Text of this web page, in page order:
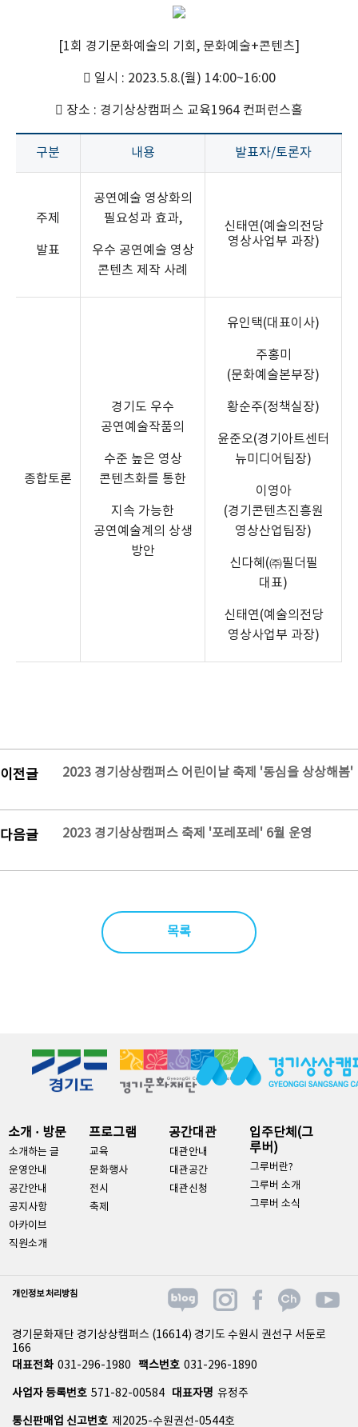
[1회 경기문화예술의 기회, 문화예술+콘텐츠]
 일시 : 2023.5.8.(월) 14:00~16:00
 장소 : 경기상상캠퍼스 교육1964 컨퍼런스홀
구분 내용 발표자/토론자
주제
발표
공연예술 영상화의
필요성과 효과,
우수 공연예술 영상
콘텐츠 제작 사례
신태연(예술의전당
영상사업부 과장)
종합토론
경기도 우수
공연예술작품의
수준 높은 영상
콘텐츠화를 통한
지속 가능한
공연예술계의 상생
방안
유인택(대표이사)
주홍미
(문화예술본부장)
황순주(정책실장)
윤준오(경기아트센터
뉴미디어팀장)
이영아
(경기콘텐츠진흥원
영상산업팀장)
신다혜(㈜필더필
대표)
신태연(예술의전당
영상사업부 과장)
이전글 2023 경기상상캠퍼스 어린이날 축제 '동심을 상상해봄'
다음글 2023 경기상상캠퍼스 축제 '포레포레' 6월 운영
목록
소개 · 방문
소개하는 글
운영안내
공간안내
공지사항
아카이브
직원소개
프로그램
교육
문화행사
전시
축제
공간대관
대관안내
대관공간
대관신청
입주단체(그
루버)
그루버란?
그루버 소개
그루버 소식
개인정보 처리방침
경기문화재단 경기상상캠퍼스 (16614) 경기도 수원시 권선구 서둔로
166
대표전화 031-296-1980 팩스번호 031-296-1890
사업자 등록번호 571-82-00584 대표자명 유정주
통신판매업 신고번호 제2025-수원권선-0544호